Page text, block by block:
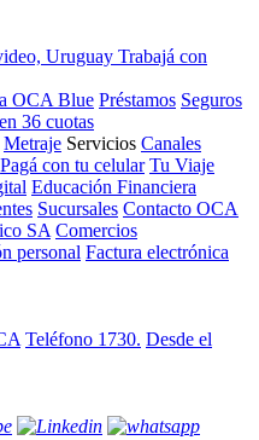
Uruguay Trabajá con
OCA Blue Préstamos Seguros
36 cuotas
Metraje Servicios Canales
Pagá con tu celular Tu Viaje
Educación Financiera
Sucursales Contacto OCA
SA Comercios
personal Factura electrónica
Teléfono 1730. Desde el